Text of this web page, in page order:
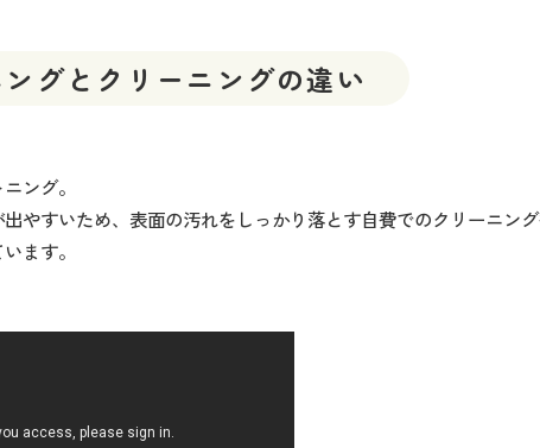
グと クリーニングの違い
ング。
やすいため、表面の汚れをしっかり落とす自費でのクリーニン
ます。